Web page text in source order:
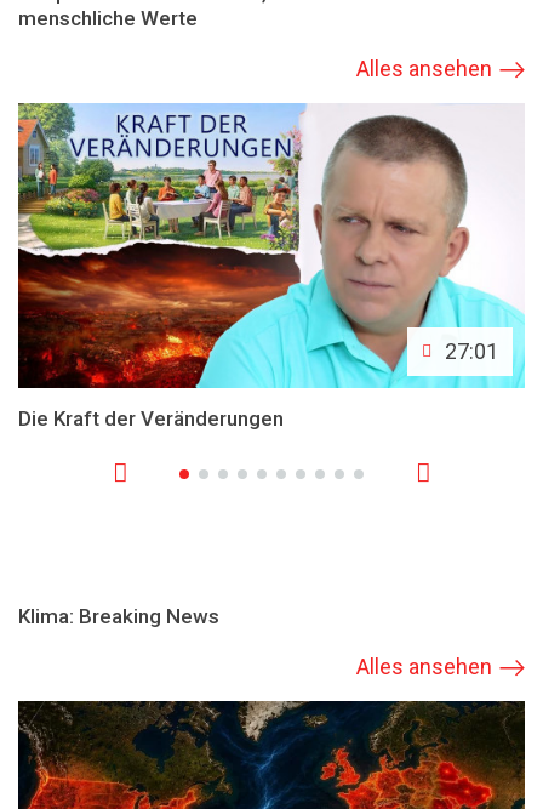
menschliche Werte
Alles ansehen
27:01
Die Kraft der Veränderungen
Klima: Breaking News
Alles ansehen